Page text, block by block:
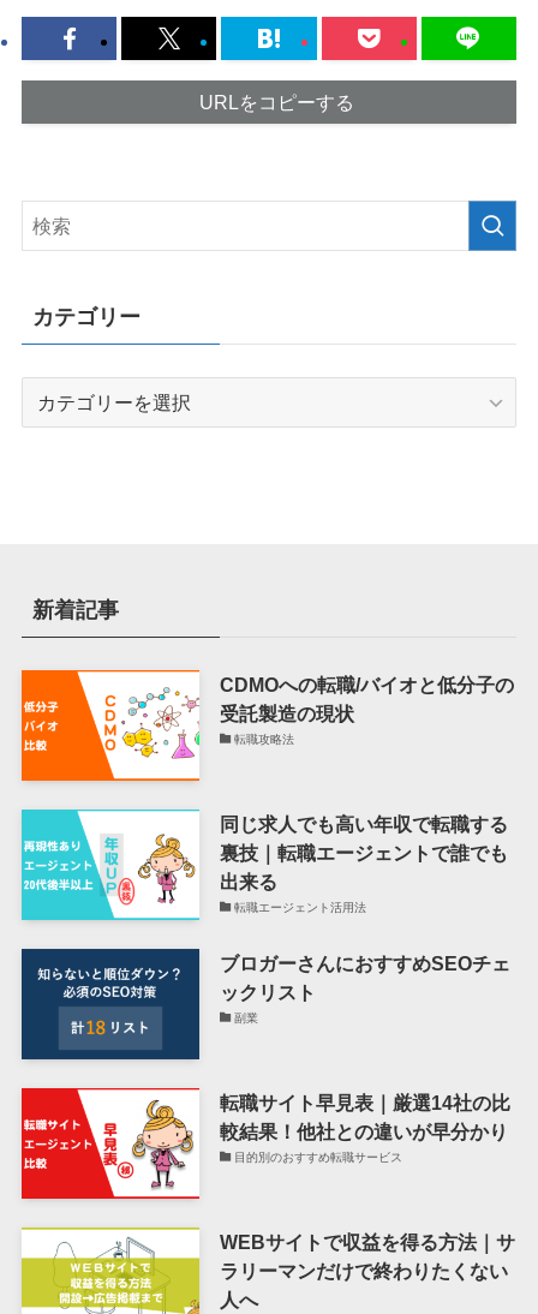
URLをコピーする
カテゴリー
新着記事
CDMOへの転職/バイオと低分子の
受託製造の現状
転職攻略法
同じ求人でも高い年収で転職する
裏技｜転職エージェントで誰でも
出来る
転職エージェント活用法
ブロガーさんにおすすめSEOチェ
ックリスト
副業
転職サイト早見表｜厳選14社の比
較結果！他社との違いが早分かり
目的別のおすすめ転職サービス
WEBサイトで収益を得る方法｜サ
ラリーマンだけで終わりたくない
人へ